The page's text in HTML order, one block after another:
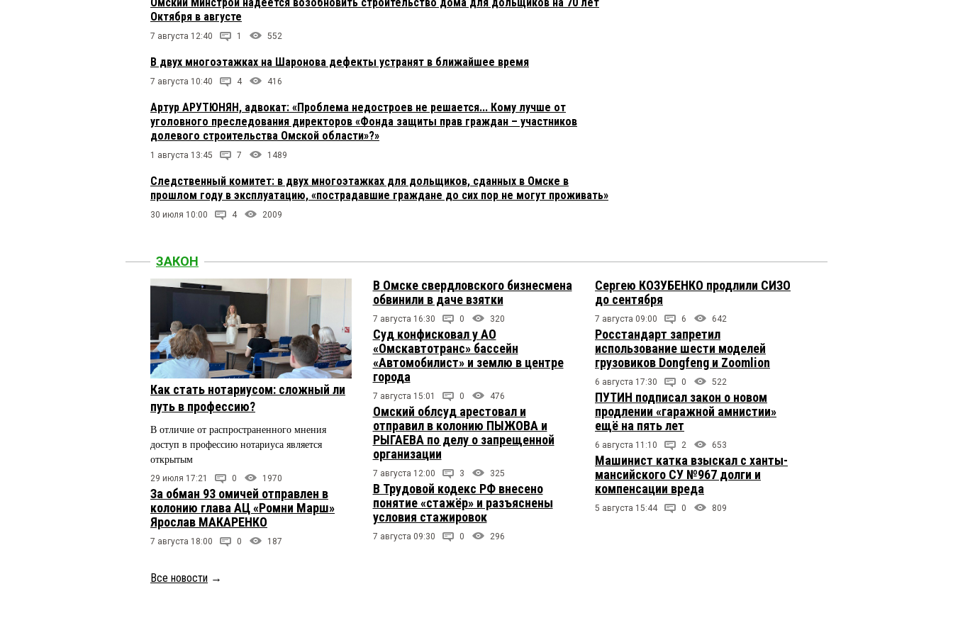
Октября в августе
7 августа 12:40 1 552
В двух многоэтажках на Шаронова дефекты устранят в ближайшее время
7 августа 10:40 4 416
Артур АРУТЮНЯН, адвокат: «Проблема недостроев не решается... Кому лучше от
уголовного преследования директоров «Фонда защиты прав граждан – участников
долевого строительства Омской области»?»
1 августа 13:45 7 1489
Следственный комитет: в двух многоэтажках для дольщиков, сданных в Омске в
прошлом году в эксплуатацию, «пострадавшие граждане до сих пор не могут проживать»
30 июля 10:00 4 2009
ЗАКОН
Как стать нотариусом: сложный ли
путь в профессию?
В отличие от распространенного мнения
доступ в профессию нотариуса является
открытым
29 июля 17:21 0 1970
За обман 93 омичей отправлен в
колонию глава АЦ «Ромни Марш»
Ярослав МАКАРЕНКО
7 августа 18:00 0 187
В Омске свердловского бизнесмена
обвинили в даче взятки
7 августа 16:30 0 320
Суд конфисковал у АО
«Омскавтотранс» бассейн
«Автомобилист» и землю в центре
города
7 августа 15:01 0 476
Омский облсуд арестовал и
отправил в колонию ПЫЖОВА и
РЫГАЕВА по делу о запрещенной
организации
7 августа 12:00 3 325
В Трудовой кодекс РФ внесено
понятие «стажёр» и разъяснены
условия стажировок
7 августа 09:30 0 296
Сергею КОЗУБЕНКО продлили СИЗО
до сентября
7 августа 09:00 6 642
Росстандарт запретил
использование шести моделей
грузовиков Dongfeng и Zoomlion
6 августа 17:30 0 522
ПУТИН подписал закон о новом
продлении «гаражной амнистии»
ещё на пять лет
6 августа 11:10 2 653
Машинист катка взыскал с ханты-
мансийского СУ №967 долги и
компенсации вреда
5 августа 15:44 0 809
Все новости →